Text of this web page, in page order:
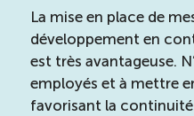
Boomerang
Saisonnalité
La mise en place de
développement en
est très avantageuse.
employés et à mettre
favorisant la continuité